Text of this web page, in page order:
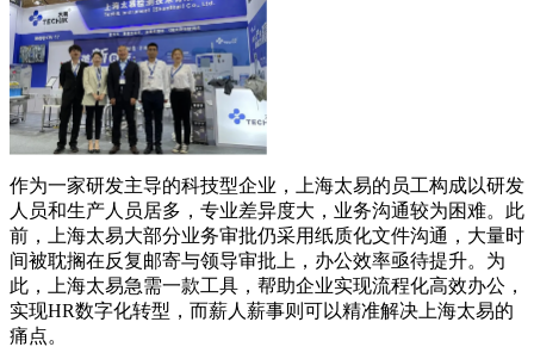
作为一家研发主导的科技型企业，上海太易的员工构成以研发
人员和生产人员居多，专业差异度大，业务沟通较为困难。此
前，上海太易大部分业务审批仍采用纸质化文件沟通，大量时
间被耽搁在反复邮寄与领导审批上，办公效率亟待提升。为
此，上海太易急需一款工具，帮助企业实现流程化高效办公，
实现HR数字化转型 ，而薪人薪事则可以精准解决上海太易的
痛点。